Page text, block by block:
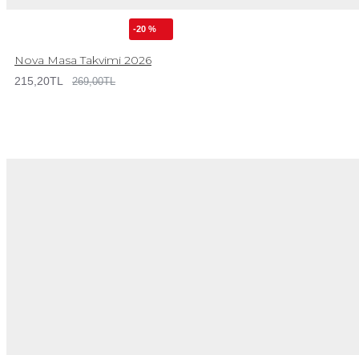
-20 %
Nova Masa Takvimi 2026
215,20TL 269,00TL